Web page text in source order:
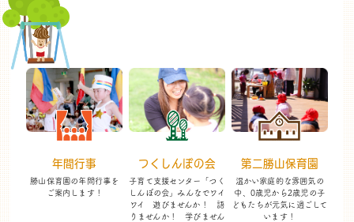
年間行事
勝山保育園の年間行事を
ご案内します！
つくしんぼの会
子育て支援センター「つく
しんぼの会」 みんなでワイ
ワイ 遊びませんか！
語
りませんか！ 学びません
第二勝山保育園
温かい家庭的な雰囲気の
中、 0歳児から2歳児の子
どもたちが元気に過ごして
います！